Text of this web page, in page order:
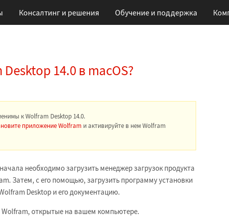
Консалтинг и решения Обучениеи поддержка
14.0 в macOS?
к Wolfram Desktop 14.0.
приложение Wolfram и активируйте в нем Wolfram
необходимо загрузить менеджер загрузок продукта
Затем, с его помощью, загрузить программу установки
Desktop и его документацию.
открытые на вашем компьютере.